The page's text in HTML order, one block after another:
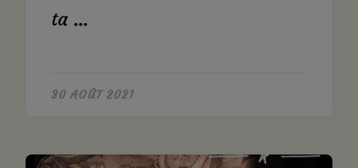
ta …
30 AOÛT 2021